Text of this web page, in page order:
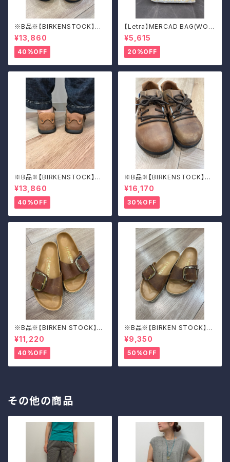
※B品※【BIRKENSTOCK】Mo
ntana/CUOIO 38
¥13,860
40%OFF
【Letra】MERCAD BAG(WOV
EN)
¥5,615
20%OFF
※B品※【BIRKENSTOCK】Mo
ntana/CUOIO 37
¥13,860
40%OFF
※B品※【BIRKENSTOCK】Mo
ntana/CUOIO 39
¥16,170
30%OFF
※B品※【BIRKEN STOCK】M
adrid Big Buckle/マドリッド
ビッグバックル 39
¥11,220
40%OFF
※B品※【BIRKEN STOCK】M
adrid Big Buckle/マドリッド
ビッグバックル 39
¥9,350
50%OFF
その他の商品